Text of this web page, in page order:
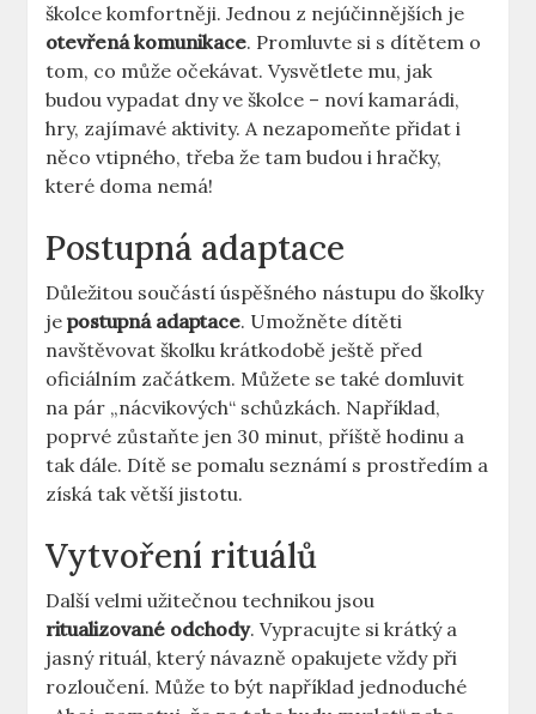
školce komfortněji. Jednou z nejúčinnějších je
otevřená komunikace. Promluvte si s dítětem o
tom, co může očekávat. Vysvětlete mu, jak
budou vypadat dny ve školce – noví kamarádi,
hry, zajímavé aktivity. A nezapomeňte přidat i
něco vtipného, třeba že tam budou i hračky,
které doma nemá!
Postupná adaptace
Důležitou součástí úspěšného nástupu do školky
jepostupná adaptace. Umožněte dítěti
navštěvovat školku krátkodobě ještě před
oficiálním začátkem. Můžete se také domluvit
na pár „nácvikových“ schůzkách. Například,
poprvé zůstaňte jen 30 minut, příště hodinu a
tak dále. Dítě se pomalu seznámí s prostředím a
získá tak větší jistotu.
Vytvoření rituálů
Další velmi užitečnou technikou jsou
ritualizované odchody. Vypracujte si krátký a
jasný rituál, který návazně opakujete vždy při
rozloučení. Může to být například jednoduché